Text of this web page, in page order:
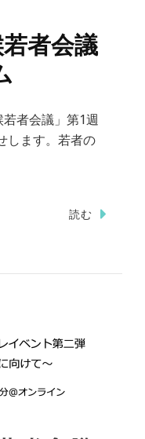
者会議
者会議」第1週
します。若者の
読む